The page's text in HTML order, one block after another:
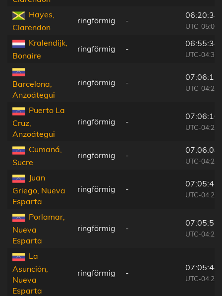
Hayes,
Clarendon
ringförmig -
06:20:38
UTC-05:07
Kralendijk,
Bonaire
ringförmig -
06:55:34
UTC-04:35
Barcelona,
Anzoátegui
ringförmig -
07:06:13
UTC-04:27
Puerto La
Cruz,
Anzoátegui
ringförmig -
07:06:10
UTC-04:27
Cumaná,
Sucre
ringförmig -
07:06:08
UTC-04:27
Juan
Griego, Nueva
Esparta
ringförmig -
07:05:43
UTC-04:27
Porlamar,
Nueva
Esparta
ringförmig -
07:05:51
UTC-04:27
La
Asunción,
Nueva
Esparta
ringförmig -
07:05:48
UTC-04:27